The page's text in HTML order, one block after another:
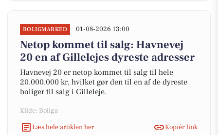
BOLIGMARKED 01-08-2026 13:00
Netop kommet til salg: Havnevej
20 en af Gillelejes dyreste adresser
Havnevej 20 er netop kommet til salg til hele
20.000.000 kr, hvilket gør den til en af de dyreste
boliger til salg i Gilleleje.
Kilde: Boliga
Læs hele artiklen her
Kopiér link